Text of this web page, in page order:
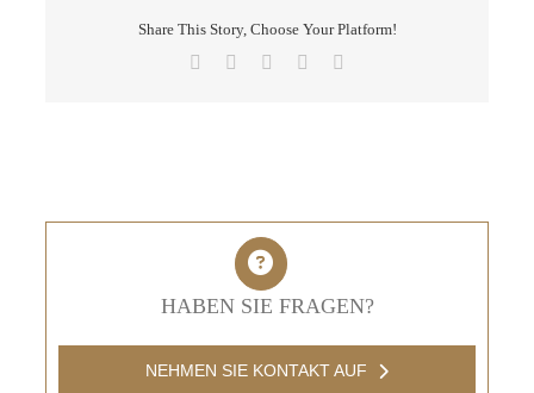
Share This Story, Choose Your Platform!
Facebook LinkedInPinterest
HABEN SIE FRAGEN?
NEHMEN SIE KONTAKT AUF